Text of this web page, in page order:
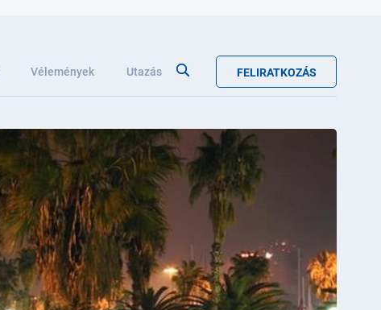
Vélemények Utazás FELIRATKOZÁS